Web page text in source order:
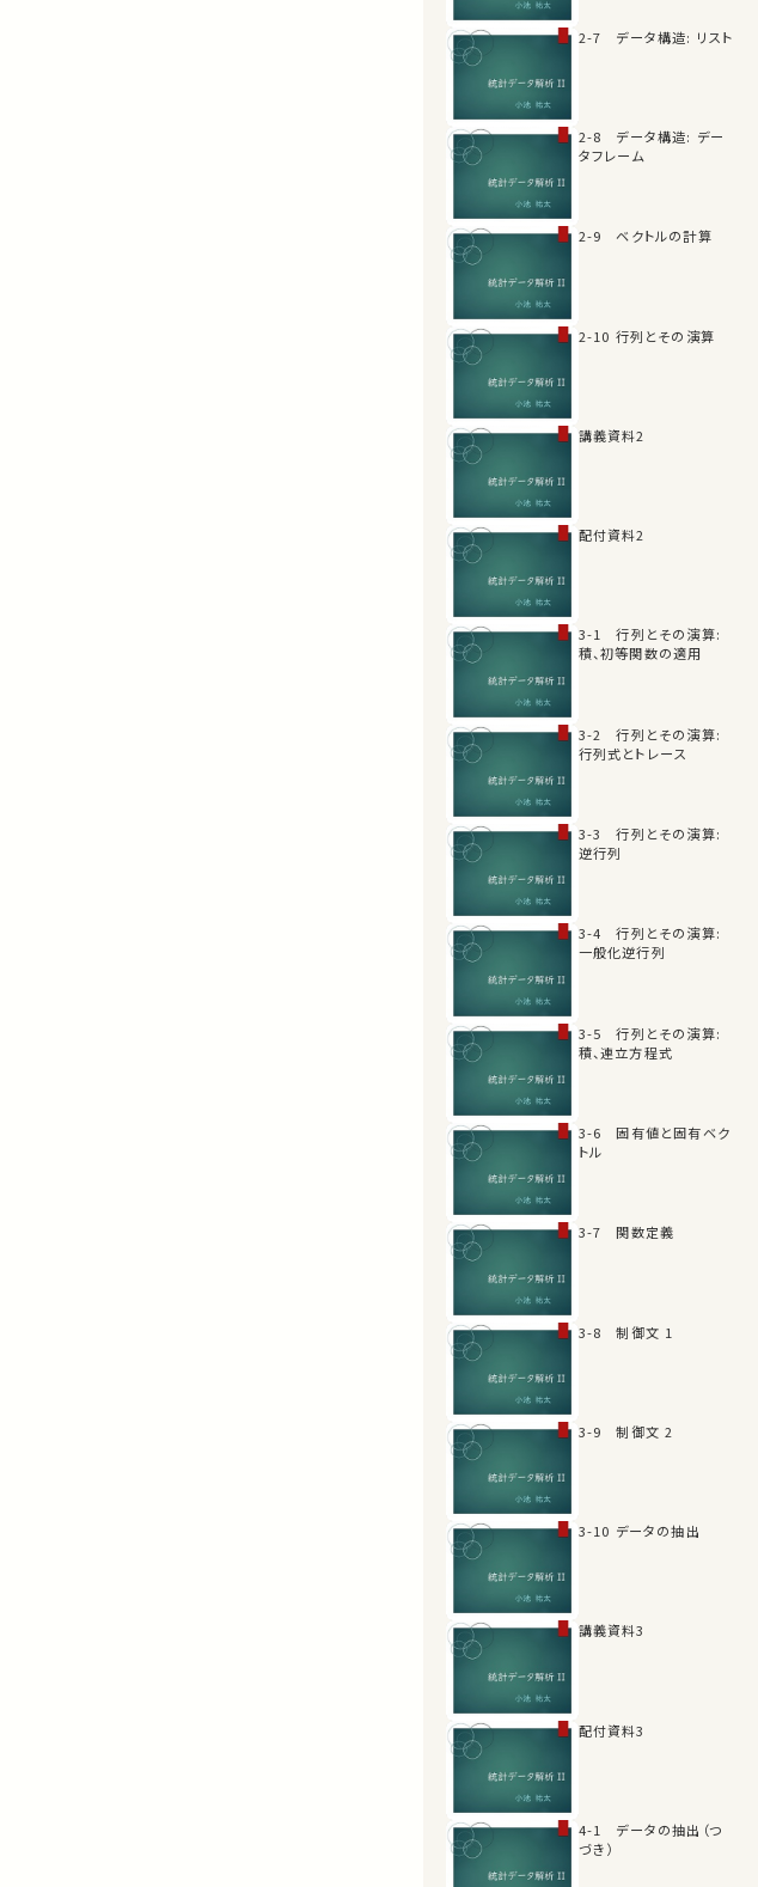
2-7 データ構造: リスト
2-8 データ構造: デー
タフレーム
2-9 ベクトルの計算
2-10 行列とその演算
講義資料2
配付資料2
3-1 行列とその演算:
積、初等関数の適用
3-2 行列とその演算:
行列式とトレース
3-3 行列とその演算:
逆行列
3-4 行列とその演算:
一般化逆行列
3-5 行列とその演算:
積、連立方程式
3-6 固有値と固有ベク
トル
3-7 関数定義
3-8 制御文 1
3-9 制御文 2
3-10 データの抽出
講義資料3
配付資料3
4-1 データの抽出（つ
づき）